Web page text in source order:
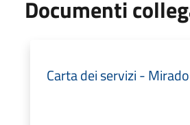
Documenti
Carta dei servizi -